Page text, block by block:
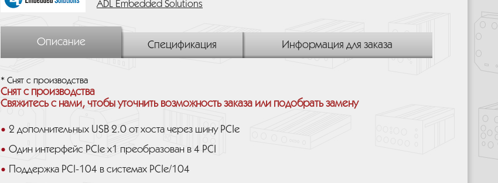
ADL Embedded Solutions
Описание Спецификация Информация для заказа
* Снят с производства
Снят с производства
Свяжитесь с нами, чтобы уточнить возможность заказа или подобрать замену
2 дополнительных USB 2.0 от хоста через шину PCIe
Один интерфейс PCIe x1 преобразован в 4 PCI
Поддержка PCI-104 в системах PCIe/104